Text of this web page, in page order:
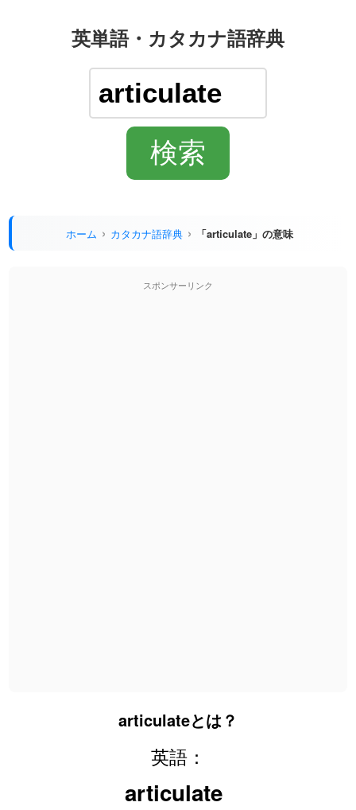
英単語・カタカナ語辞典
ホーム カタカナ語辞典 「articulate」の意味
スポンサーリンク
articulateとは？
英語：
articulate